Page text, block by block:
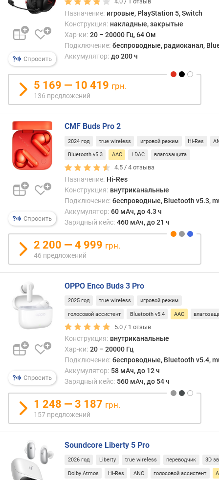
)
м
и
.
ч
а
с
т
о
а
(
Г
ц
)
м
а
с
.
а
т
а
(
ц
)
в
с
т
в
и
т
л
н
Спросить
Назначение: игровые, PlayStation 5, Switch
Конструкция: накладные, закрытые
Хар-ки: 20 – 20000 Гц, 64 Ом
Подключение: беспроводные, радиоканал,
Аккумулятор: до 200 ч
5 169 — 10 419 грн.
136 предложений
Спросить
CMF Buds Pro 2
2024 год true wireless игровой режим Hi-Res
Bluetooth v5.3 AAC LDAC влагозащита
4.5 /4 отзыва
Назначение: Hi-Res
Конструкция: внутриканальные
Подключение: беспроводные, Bluetooth v5.3,
Аккумулятор: 60 мАч, до 4.3 ч
Зарядный кейс: 460 мАч, до 21 ч
2 200 — 4 999 грн.
46 предложений
Спросить
OPPO Enco Buds 3 Pro
2025 год true wireless игровой режим
голосовой ассистент Bluetooth v5.4 AAC
5.0 / 1 отзыв
Конструкция: внутриканальные
Хар-ки: 20 – 20000 Гц
Подключение: беспроводные, Bluetooth v5.4,
Аккумулятор: 58 мАч, до 12 ч
Зарядный кейс: 560 мАч, до 54 ч
1 248 — 3 187 грн.
157 предложений
Soundcore Liberty 5 Pro
2026 год Liberty true wireless переводчик 3D
Dolby Atmos Hi-Res ANC голосовой ассистент